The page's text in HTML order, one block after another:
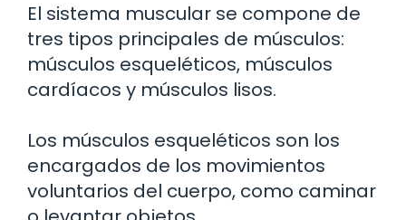
El sistema muscular se compone de
tres tipos principales de músculos:
músculos esqueléticos, músculos
cardíacos y músculos lisos.
Los músculos esqueléticos son los
encargados de los movimientos
voluntarios del cuerpo, como caminar